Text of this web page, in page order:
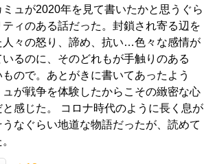
ミュが2020年を見て書いたかと思うぐら
ティのある話だった。封鎖され寄る辺を
人々の怒り、諦め、抗い…色々な感情が
るのに、そのどれもが手触りのある
ので。あとがきに書いてあったよう
ュが戦争を体験したからこその緻密な心
感じた。 コロナ時代のように長く息が
なぐらい地道な物語だったが、読めて